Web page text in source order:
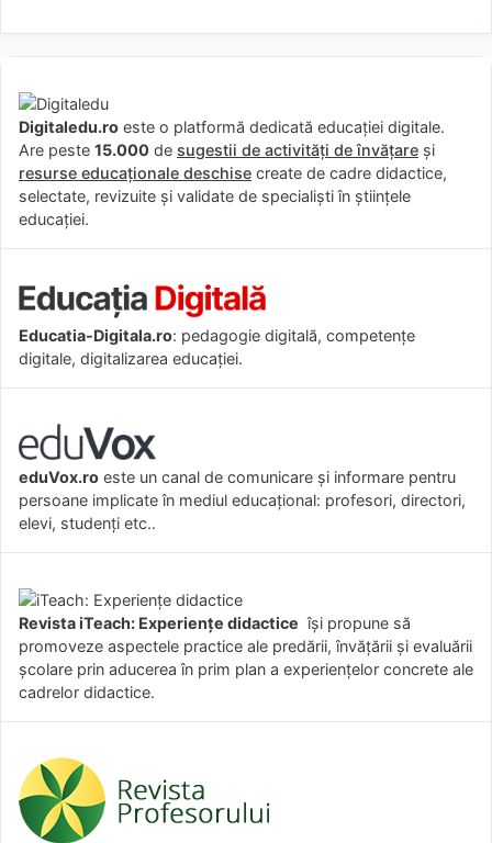
Digitaledu.ro este o platformă dedicată educației digitale.
Are peste 15.000 de sugestii de activități de învățare și
resurse educaționale deschise create de cadre didactice,
selectate, revizuite și validate de specialiști în științele
educației.
Educatia-Digitala.ro: pedagogie digitală, competențe
digitale, digitalizarea educației.
eduVox.ro este un canal de comunicare și informare pentru
persoane implicate în mediul educațional: profesori, directori,
elevi, studenți etc..
Revista iTeach: Experienţe didactice îşi propune să
promoveze aspectele practice ale predării, învăţării şi evaluării
şcolare prin aducerea în prim plan a experienţelor concrete ale
cadrelor didactice.